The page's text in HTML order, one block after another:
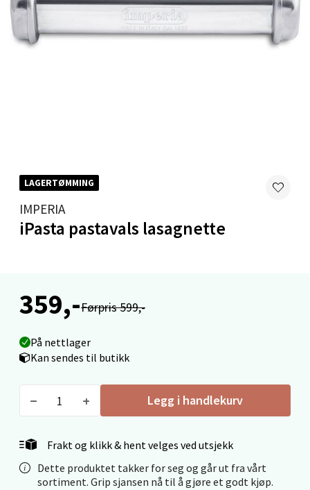
LAGERTØMMING
IMPERIA
iPasta pastavals lasagnette
359,-Førpris 599,-
På nettlager
Kan sendes til butikk
Legg i handlekurv
Frakt og klikk & hent velges ved utsjekk
Dette produktet takker for seg og går ut fra vårt
sortiment. Grip sjansen nå til å gjøre et godt kjøp.
Velg
Åpent i dag 10-20
Fridtjof Nansensgate 22, 8622 Mo i Rana
Åpent i dag 09-19